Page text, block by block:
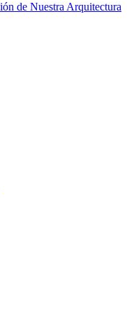
de Nuestra Arquitectura